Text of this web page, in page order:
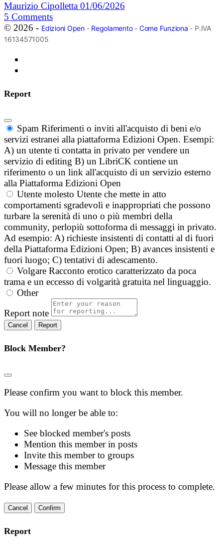
Maurizio Cipolletta 01/06/2026
5 Comments
© 2026 - Edizioni Open- Regolamento- Come Funziona - P.IVA
16134571005
Report
Spam Riferimenti o inviti all'acquisto di beni e/o
servizi estranei alla piattaforma Edizioni Open. Esempi:
A) un utente ti contatta in privato per vendere un
servizio di editing B) un LibriCK contiene un
riferimento o un link all'acquisto di un servizio esterno
alla Piattaforma Edizioni Open
Utente molesto Utente che mette in atto
comportamenti sgradevoli e inappropriati che possono
turbare la serenità di uno o più membri della
community, perlopiù sottoforma di messaggi in privato.
Ad esempio: A) richieste insistenti di contatti al di fuori
della Piattaforma Edizioni Open; B) avances insistenti e
fuori luogo; C) tentativi di adescamento.
Volgare Racconto erotico caratterizzato da poca
trama e un eccesso di volgarità gratuita nel linguaggio.
Other
Report note
Report
Block Member?
Please confirm you want to block this member.
You will no longer be able to:
See blocked member's posts
Mention this member in posts
Invite this member to groups
Message this member
Please allow a few minutes for this process to complete.
Confirm
Report